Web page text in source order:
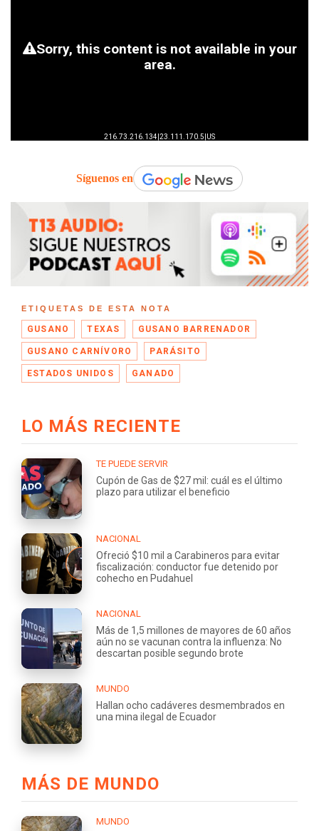
Síguenos en
ETIQUETAS DE ESTA NOTA
GUSANO TEXAS GUSANO BARRENADOR
GUSANO CARNÍVORO PARÁSITO
ESTADOS UNIDOS GANADO
LO MÁS RECIENTE
TE PUEDE SERVIR
Cupón de Gas de $27 mil: cuál es el último
plazo para utilizar el beneficio
NACIONAL
Ofreció $10 mil a Carabineros para evitar
fiscalización: conductor fue detenido por
cohecho en Pudahuel
NACIONAL
Más de 1,5 millones de mayores de 60 años
aún no se vacunan contra la influenza: No
descartan posible segundo brote
MUNDO
Hallan ocho cadáveres desmembrados en
una mina ilegal de Ecuador
MÁS DE MUNDO
MUNDO